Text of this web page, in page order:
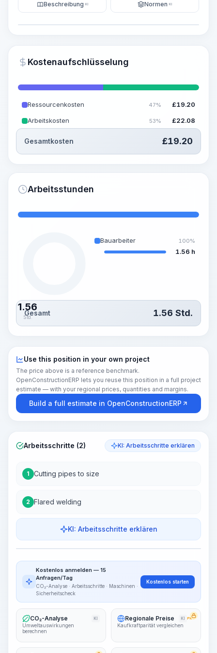
~15-30 Sek.
Beschreibung KI Normen KI
Kostenaufschlüsselung
Ressourcenkosten 47% £19.20
Arbeitskosten 53% £22.08
Gesamtkosten £19.20
Arbeitsstunden
1.56
Std.
Bauarbeiter 100%
1.56 h
Gesamt 1.56 Std.
Use this position in your own project
The price above is a reference benchmark.
OpenConstructionERP lets you reuse this position in a full project
estimate — with your regional prices, quantities and margins.
Build a full estimate in OpenConstructionERP
Arbeitsschritte (2) KI: Arbeitsschritte erklären
1 Cutting pipes to size
2 Flared welding
KI: Arbeitsschritte erklären
Work Steps
~15-30 Sek.
Kostenlos anmelden — 15
Anfragen/Tag
CO₂-Analyse · Arbeitsschritte · Maschinen ·
Sicherheitscheck
Kostenlos starten
CO₂-Analyse KI
Umweltauswirkungen
berechnen
Regionale Preise KI PRO
Kaufkraftparität vergleichen